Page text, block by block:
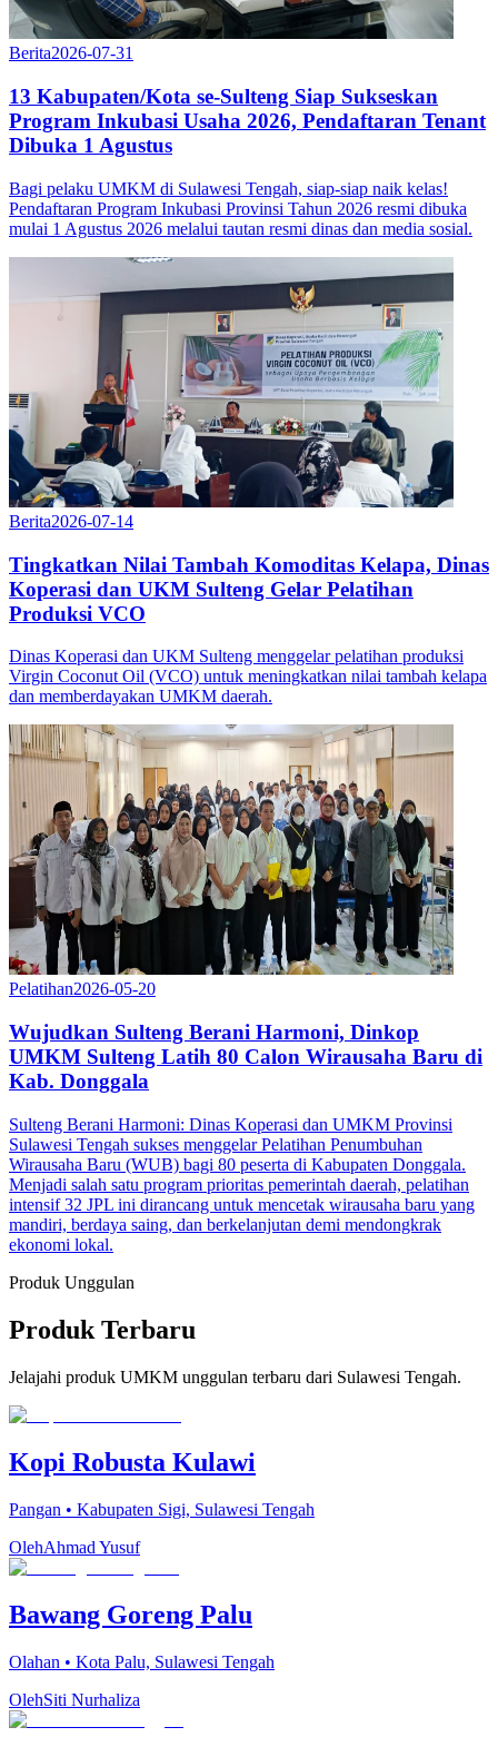
Berita2026-07-31
13 Kabupaten/Kota se-Sulteng Siap Sukseskan
Program Inkubasi Usaha 2026, Pendaftaran Tenant
Dibuka 1 Agustus
Bagi pelaku UMKM di Sulawesi Tengah, siap-siap naik kelas!
Pendaftaran Program Inkubasi Provinsi Tahun 2026 resmi dibuka
mulai 1 Agustus 2026 melalui tautan resmi dinas dan media sosial.
Berita2026-07-14
Tingkatkan Nilai Tambah Komoditas Kelapa, Dinas
Koperasi dan UKM Sulteng Gelar Pelatihan
Produksi VCO
Dinas Koperasi dan UKM Sulteng menggelar pelatihan produksi
Virgin Coconut Oil (VCO) untuk meningkatkan nilai tambah kelapa
dan memberdayakan UMKM daerah.
Pelatihan2026-05-20
Wujudkan Sulteng Berani Harmoni, Dinkop
UMKM Sulteng Latih 80 Calon Wirausaha Baru di
Kab. Donggala
Sulteng Berani Harmoni: Dinas Koperasi dan UMKM Provinsi
Sulawesi Tengah sukses menggelar Pelatihan Penumbuhan
Wirausaha Baru (WUB) bagi 80 peserta di Kabupaten Donggala.
Menjadi salah satu program prioritas pemerintah daerah, pelatihan
intensif 32 JPL ini dirancang untuk mencetak wirausaha baru yang
mandiri, berdaya saing, dan berkelanjutan demi mendongkrak
ekonomi lokal.
Produk Unggulan
Produk Terbaru
Jelajahi produk UMKM unggulan terbaru dari Sulawesi Tengah.
Kopi Robusta Kulawi
Pangan • Kabupaten Sigi, Sulawesi Tengah
OlehAhmad Yusuf
Bawang Goreng Palu
Olahan • Kota Palu, Sulawesi Tengah
OlehSiti Nurhaliza